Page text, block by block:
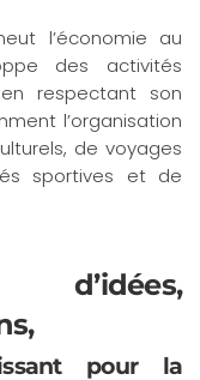
l’économie au
des activités
respectant son
l’organisation
de voyages
sportives et de
pour la